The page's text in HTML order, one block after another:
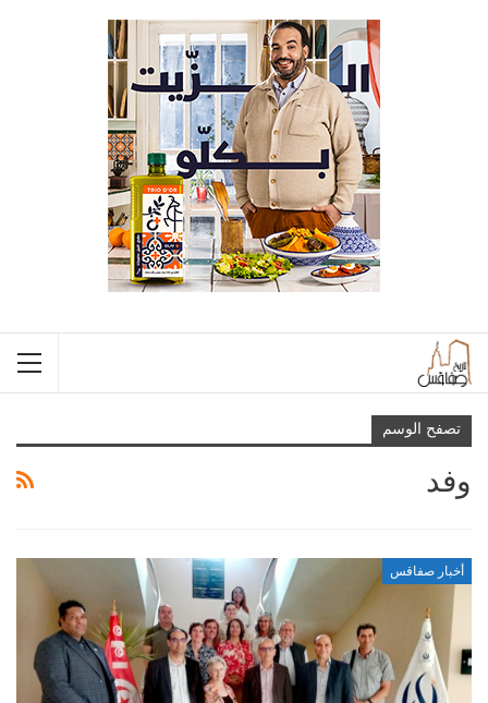
تصفح الوسم
وفد
أخبار صفاقس